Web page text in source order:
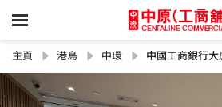
主頁 港島 中環 中國工商銀行大